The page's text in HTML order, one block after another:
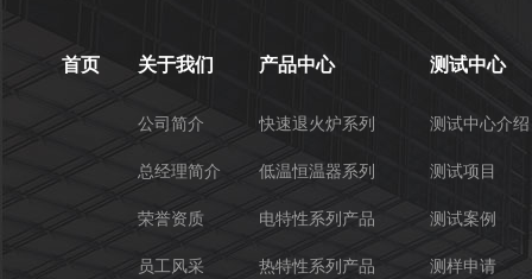
首页 关于我们
公司简介
总经理简介
荣誉资质
员工风采
产品中心
快速退火炉系列
低温恒温器系列
电特性系列产品
热特性系列产品
测试中心
测试中心介绍
测试项目
测试案例
测样申请